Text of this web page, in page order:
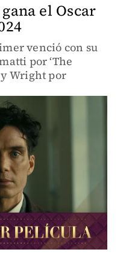
el Oscar
venció con su
por ‘The
Wright por